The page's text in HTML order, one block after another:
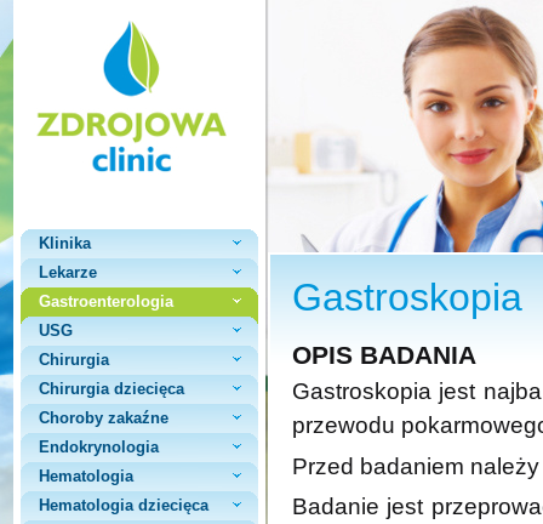
Klinika
Lekarze
Gastroenterologia
USG
Chirurgia
Chirurgia dziecięca
Choroby zakaźne
Endokrynologia
Hematologia
Hematologia dziecięca
Gastroskopia
OPIS BADANIA
Gastroskopia jest
przewodu
Przed badaniem
Badanie jest